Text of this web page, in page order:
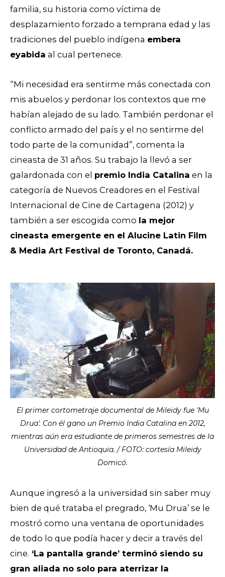
familia, su historia como víctima de
desplazamiento forzado a temprana edad y las
tradiciones del pueblo indígena embera
eyabida al cual pertenece.
“Mi necesidad era sentirme más conectada con
mis abuelos y perdonar los contextos que me
habían alejado de su lado. También perdonar el
conflicto armado del país y el no sentirme del
todo parte de la comunidad”, comenta la
cineasta de 31 años. Su trabajo la llevó a ser
galardonada con el premio India Catalina en la
categoría de Nuevos Creadores en el Festival
Internacional de Cine de Cartagena (2012) y
también a ser escogida como la mejor
cineasta emergente en el Alucine Latin Film
& Media Art Festival de Toronto, Canadá.
El primer cortometraje documental de Mileidy fue 'Mu
Drua'. Con él gano un Premio India Catalina en 2012,
mientras aún era estudiante de primeros semestres de la
Universidad de Antioquia. / FOTO: cortesía Mileidy
Domicó.
Aunque ingresó a la universidad sin saber muy
bien de qué trataba el pregrado, ‘Mu Drua’ se le
mostró como una ventana de oportunidades
de todo lo que podía hacer y decir a través del
cine. ‘La pantalla grande’ terminó siendo su
gran aliada no solo para aterrizar la